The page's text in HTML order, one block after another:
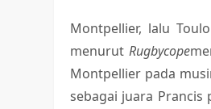
Montpellier, lalu
menurutRugbycope
Montpellier pada
sebagai juara Prancis